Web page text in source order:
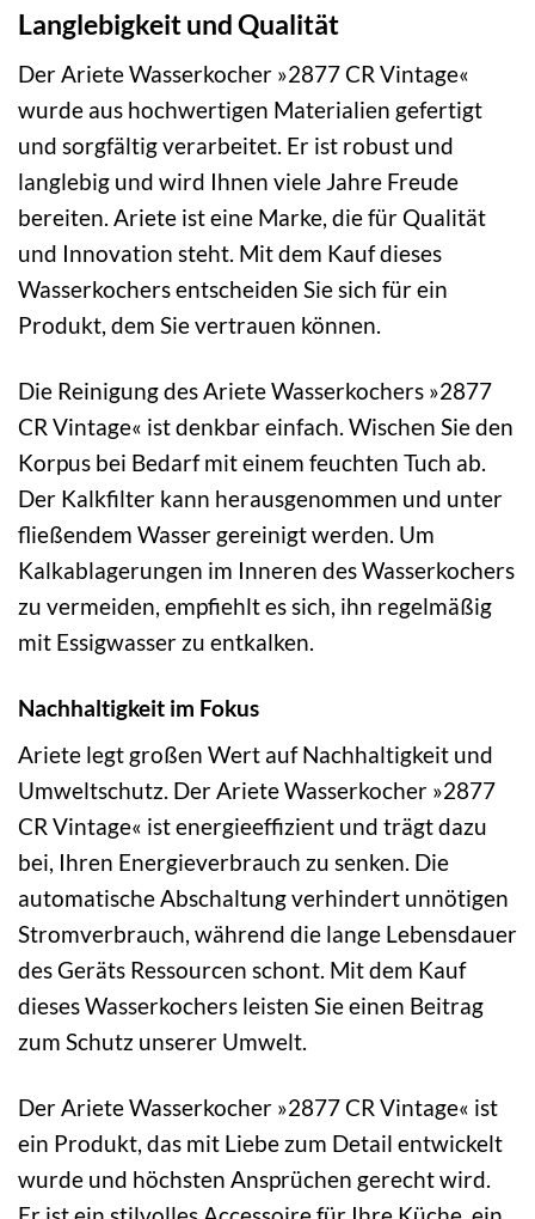
Langlebigkeit und Qualität
Der Ariete Wasserkocher »2877 CR Vintage«
wurde aus hochwertigen Materialien gefertigt
und sorgfältig verarbeitet. Er ist robust und
langlebig und wird Ihnen viele Jahre Freude
bereiten. Ariete ist eine Marke, die für Qualität
und Innovation steht. Mit dem Kauf dieses
Wasserkochers entscheiden Sie sich für ein
Produkt, dem Sie vertrauen können.
Die Reinigung des Ariete Wasserkochers »2877
CR Vintage« ist denkbar einfach. Wischen Sie den
Korpus bei Bedarf mit einem feuchten Tuch ab.
Der Kalkfilter kann herausgenommen und unter
fließendem Wasser gereinigt werden. Um
Kalkablagerungen im Inneren des Wasserkochers
zu vermeiden, empfiehlt es sich, ihn regelmäßig
mit Essigwasser zu entkalken.
Nachhaltigkeit im Fokus
Ariete legt großen Wert auf Nachhaltigkeit und
Umweltschutz. Der Ariete Wasserkocher »2877
CR Vintage« ist energieeffizient und trägt dazu
bei, Ihren Energieverbrauch zu senken. Die
automatische Abschaltung verhindert unnötigen
Stromverbrauch, während die lange Lebensdauer
des Geräts Ressourcen schont. Mit dem Kauf
dieses Wasserkochers leisten Sie einen Beitrag
zum Schutz unserer Umwelt.
Der Ariete Wasserkocher »2877 CR Vintage« ist
ein Produkt, das mit Liebe zum Detail entwickelt
wurde und höchsten Ansprüchen gerecht wird.